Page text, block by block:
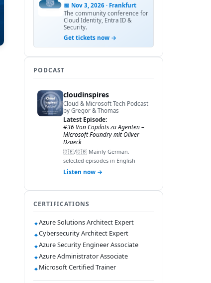
📅 Nov 3, 2026 · Frankfurt
The community conference for
Cloud Identity, Entra ID &
Security.
Get tickets now →
PODCAST
cloudinspires
Cloud & Microsoft Tech Podcast
by Gregor & Thomas
Latest Episode:
#36 Von Copilots zu Agenten –
Microsoft Foundry mit Oliver
Dzaeck
🇩🇪/🇬🇧 Mainly German,
selected episodes in English
Listen now →
CERTIFICATIONS
✦Azure Solutions Architect Expert
✦Cybersecurity Architect Expert
✦Azure Security Engineer Associate
✦Azure Administrator Associate
✦Microsoft Certified Trainer